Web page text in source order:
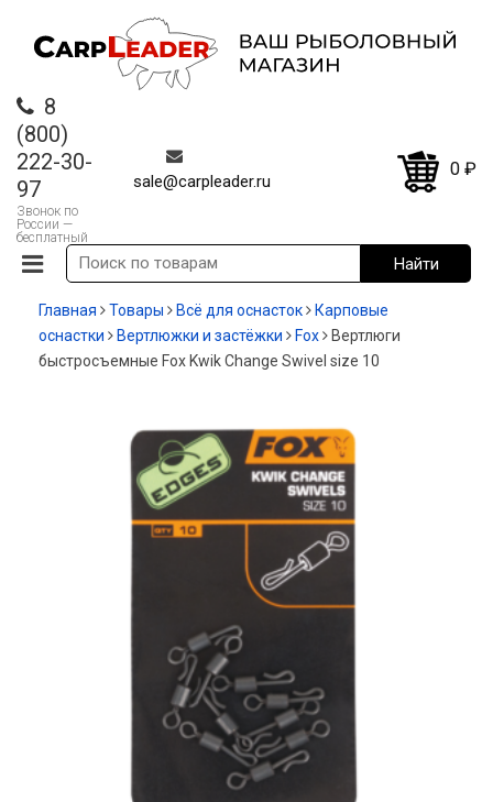
8
(800)
222-30-
97
Звонок по
России —
бесплатный
sale@carpleader.ru
0 ₽
Главная Товары Всё для оснасток
Карповые
оснастки
Вертлюжки и застёжки Fox
Вертлюги
быстросъемные Fox Kwik Change Swivel size 10